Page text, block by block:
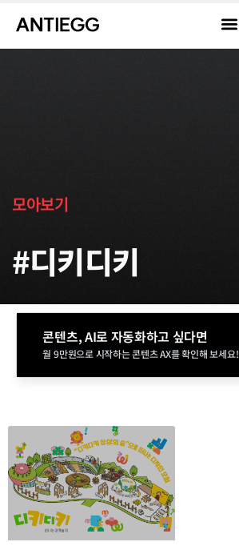
모아보기
#디키디키
콘텐츠, AI로 자동화하고 싶다면
월 9만원으로 시작하는 콘텐츠 AX를 확인해 보세요!